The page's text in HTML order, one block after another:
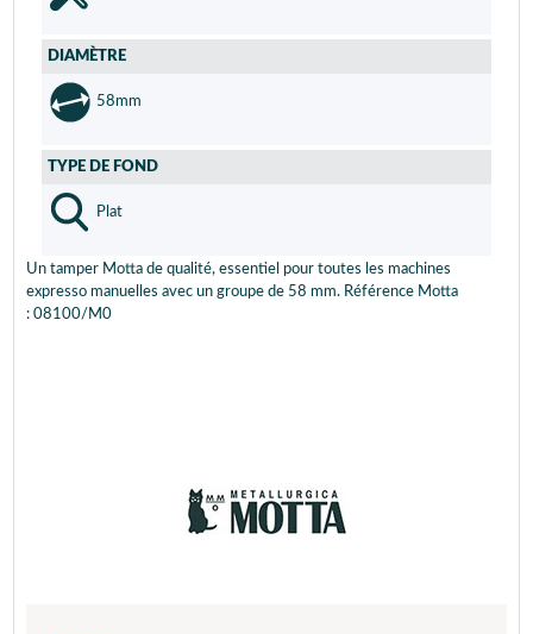
DIAMÈTRE
58mm
TYPE DE FOND
Plat
Un tamper Motta de qualité, essentiel pour toutes les machines
expresso manuelles avec un groupe de 58 mm. Référence Motta
: 08100/M0